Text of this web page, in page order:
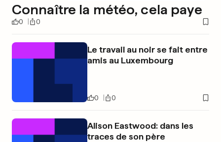
Connaître la météo, cela paye
0 0
Le travail au noir se fait entre
amis au Luxembourg
0 0
Alison Eastwood: dans les
traces de son père